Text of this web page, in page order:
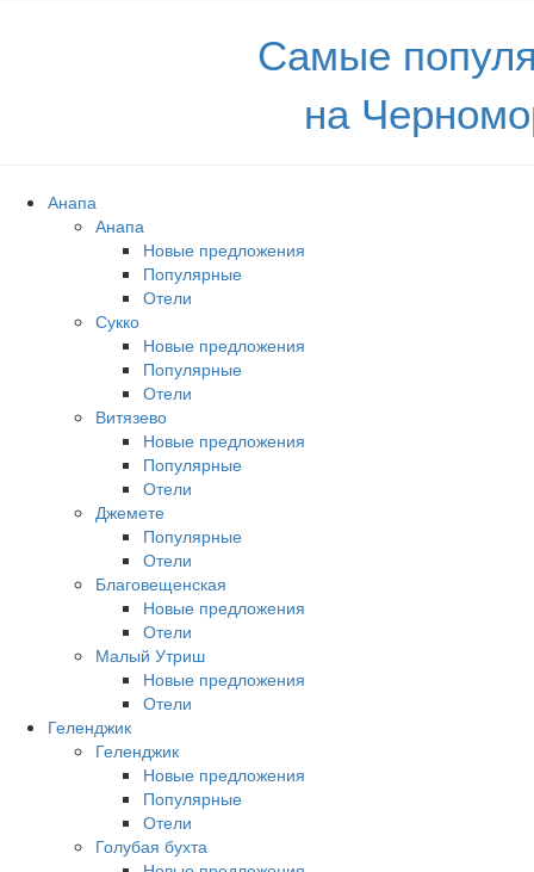
Самые
на
Анапа
Анапа
Новые предложения
Популярные
Отели
Сукко
Новые предложения
Популярные
Отели
Витязево
Новые предложения
Популярные
Отели
Джемете
Популярные
Отели
Благовещенская
Новые предложения
Отели
Малый Утриш
Новые предложения
Отели
Геленджик
Геленджик
Новые предложения
Популярные
Отели
Голубая бухта